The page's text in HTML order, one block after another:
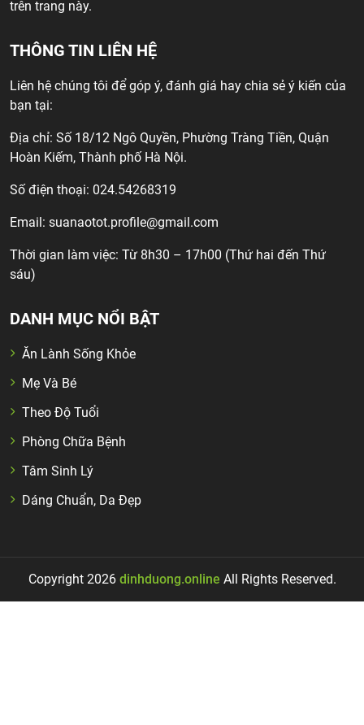
trên trang này.
THÔNG TIN LIÊN HỆ
Liên hệ chúng tôi để góp ý, đánh giá hay chia sẻ ý kiến của
bạn tại:
Địa chỉ: Số 18/12 Ngô Quyền, Phường Tràng Tiền, Quận
Hoàn Kiếm, Thành phố Hà Nội.
Số điện thoại: 024.54268319
Email: suanaotot.profile@gmail.com
Thời gian làm việc: Từ 8h30 – 17h00 (Thứ hai đến Thứ
sáu)
DANH MỤC NỔI BẬT
Ăn Lành Sống Khỏe
Mẹ Và Bé
Theo Độ Tuổi
Phòng Chữa Bệnh
Tâm Sinh Lý
Dáng Chuẩn, Da Đẹp
Copyright 2026 dinhduong.online All Rights Reserved.